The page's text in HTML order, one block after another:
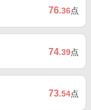
76.36点
74.39点
73.54点